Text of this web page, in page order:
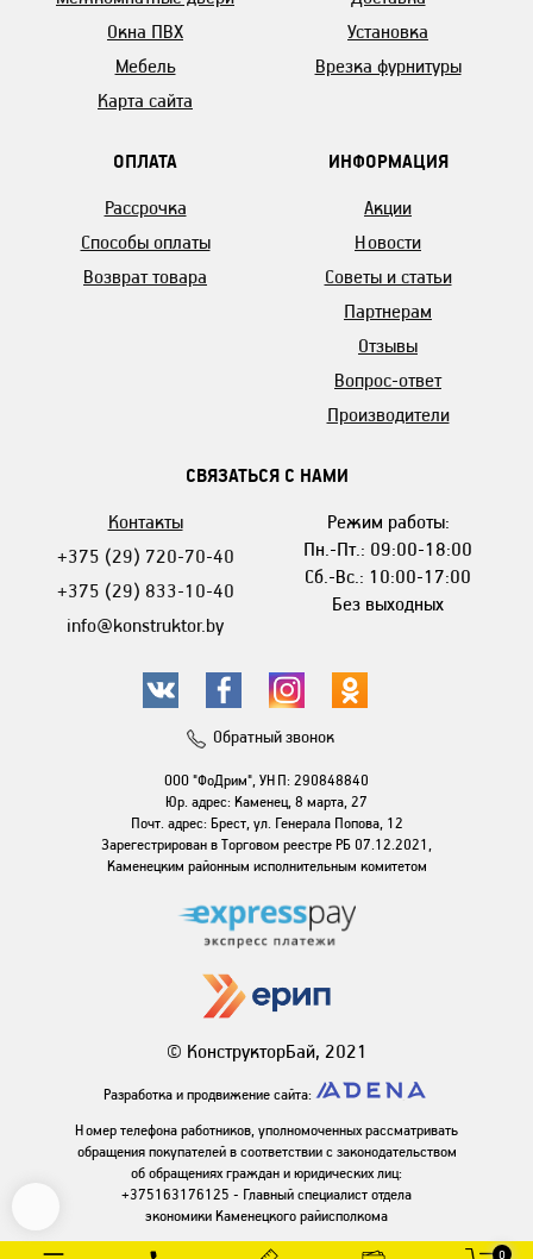
0
Окна ПВХ
Мебель
Карта сайта
Установка
Врезка фурнитуры
ОПЛАТА
Рассрочка
Способы оплаты
Возврат товара
ИНФОРМАЦИЯ
Акции
Новости
Советы и статьи
Партнерам
Отзывы
Вопрос-ответ
Производители
СВЯЗАТЬСЯ С НАМИ
Контакты
+375 (29) 720-70-40
+375 (29) 833-10-40
info@konstruktor.by
Режим работы:
Пн.-Пт.: 09:00-18:00
Сб.-Вс.: 10:00-17:00
Без выходных
Обратный звонок
ООО "ФоДрим", УНП: 290848840
Юр. адрес: Каменец, 8 марта, 27
Почт. адрес: Брест, ул. Генерала Попова, 12
Зарегестрирован в Торговом реестре РБ 07.12.2021,
Каменецким районным исполнительным комитетом
© КонструкторБай, 2021
Разработка и продвижение сайта:
Номер телефона работников, уполномоченных рассматривать
обращения покупателей в соответствии с законодательством
об обращениях граждан и юридических лиц:
+375163176125 - Главный специалист отдела
экономики Каменецкого райисполкома